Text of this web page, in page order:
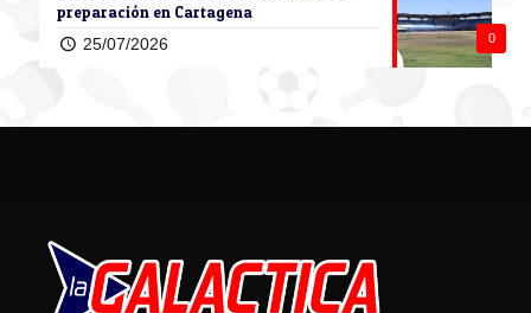
0
preparación en Cartagena
25/07/2026